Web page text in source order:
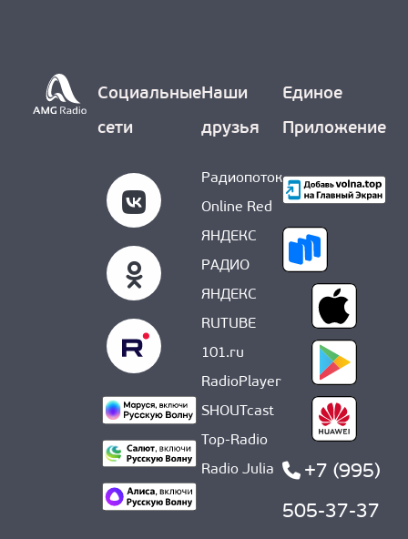
Социальные
сети
Наши
друзья
Радиопоток
Online Red
ЯНДЕКС
РАДИО
ЯНДЕКС
RUTUBE
101.ru
RadioPlayer
SHOUTcast
Top-Radio
Radio Julia
Единое
Приложение
+7 (995)
505-37-37